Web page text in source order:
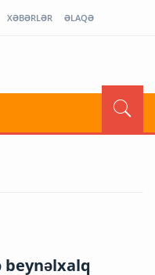
XƏBƏRLƏR ƏLAQƏ
beynəlxalq